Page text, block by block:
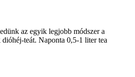
az egyik legjobb módszer a
teát. Naponta 0,5-1 liter tea